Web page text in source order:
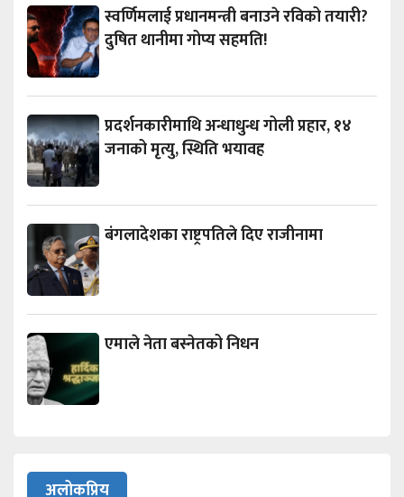
स्वर्णिमलाई प्रधानमन्त्री बनाउने रविको तयारी?
दुषित थानीमा गोप्य सहमति!
प्रदर्शनकारीमाथि अन्धाधुन्ध गोली प्रहार, १४
जनाको मृत्यु, स्थिति भयावह
बंगलादेशका राष्ट्रपतिले दिए राजीनामा
एमाले नेता बस्नेतको निधन
अलोकप्रिय